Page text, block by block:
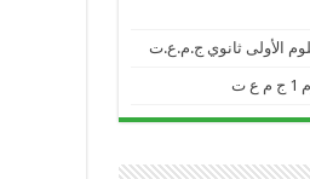
الأولى ثانوي ج.م.ع.ت